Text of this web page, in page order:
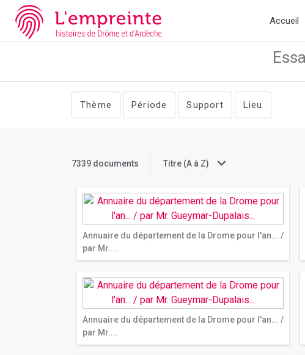
Array ( [slug] => documents [pg] => 4 )
Accueil
Thème Période Support Lieu
7339 documents Titre (A à Z)
Annuaire du département de la Drome pour l'an... /
par Mr....
Annuaire du département de la Drome pour l'an... /
par Mr....